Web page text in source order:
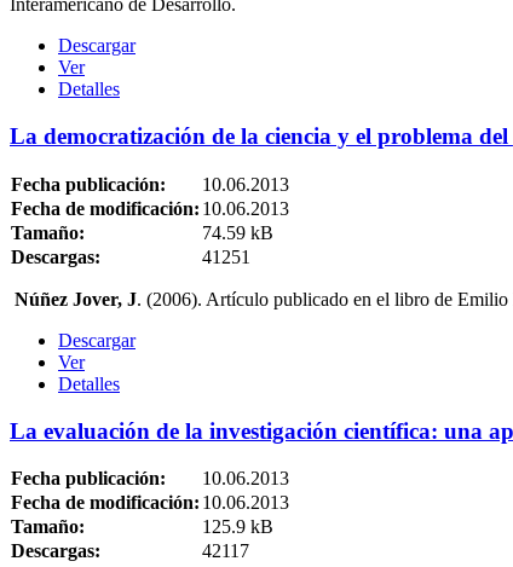
Interamericano de Desarrollo.
Descargar
Ver
Detalles
La democratización de la ciencia y el problema del
Fecha publicación:
10.06.2013
Fecha de modificación: 10.06.2013
Tamaño:
74.59 kB
Descargas:
41251
Núñez Jover, J. (2006). Artículo publicado en el libro de
Descargar
Ver
Detalles
La evaluación de la investigación científica: una
Fecha publicación:
10.06.2013
Fecha de modificación: 10.06.2013
Tamaño:
125.9 kB
Descargas:
42117